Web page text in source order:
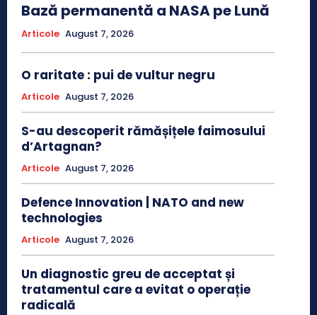
Bază permanentă a NASA pe Lună
Articole August 7, 2026
O raritate : pui de vultur negru
Articole August 7, 2026
S-au descoperit rămășițele faimosului
d’Artagnan?
Articole August 7, 2026
Defence Innovation | NATO and new
technologies
Articole August 7, 2026
Un diagnostic greu de acceptat și
tratamentul care a evitat o operație
radicală